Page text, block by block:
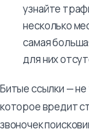
узнайте
несколько
самая
для них
Битые ссылки —
которое вредит
звоночек